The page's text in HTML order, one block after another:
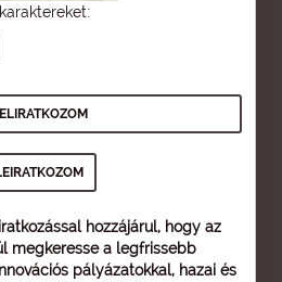
hozzájárul, hogy az
megkeresse a legfrissebb
pályázatokkal, hazai és